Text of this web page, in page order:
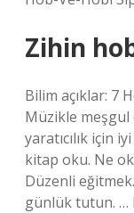
Zihin
Bilim açıklar: 7
Müzikle
yaratıcılık için
kitap oku. Ne
Düzenli
günlük tutun. …